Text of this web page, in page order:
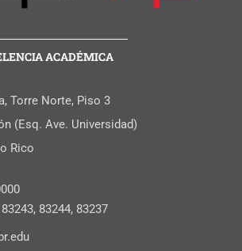
ACADÉMICA
Torre Norte, Piso 3
(Esq. Ave. Universidad)
Rico
83244, 83237